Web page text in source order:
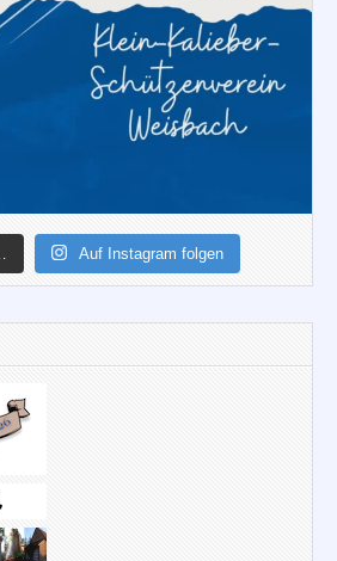
Auf Instagram folgen